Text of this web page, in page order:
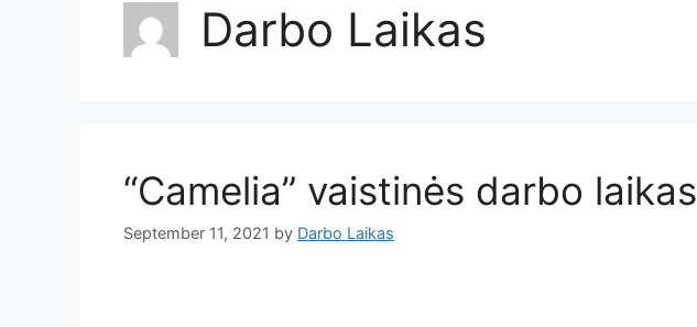
Darbo Laikas
“Camelia” vaistinės darbo laikas
September 11, 2021 by Darbo Laikas